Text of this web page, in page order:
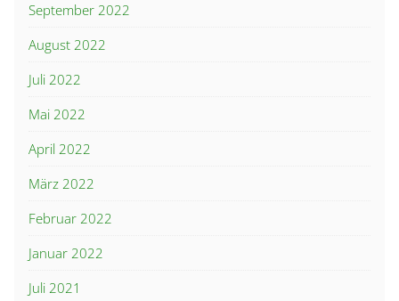
September 2022
August 2022
Juli 2022
Mai 2022
April 2022
März 2022
Februar 2022
Januar 2022
Juli 2021